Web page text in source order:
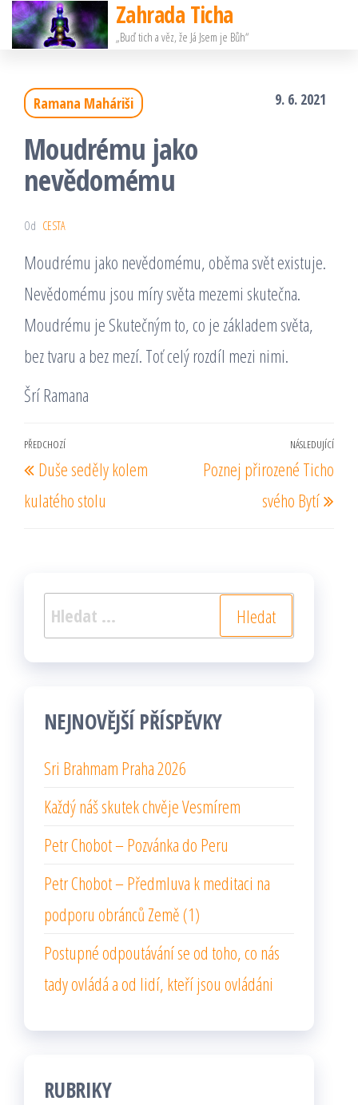
Přeskočit
na
Zahrada Ticha
„Buď tich a věz, že Já Jsem je Bůh“
Ramana Maháriši 9. 6. 2021
Moudrému jako
nevědomému
Od CESTA
Moudrému jako nevědomému, oběma svět existuje.
Nevědomému jsou míry světa mezemi skutečna.
Moudrému je Skutečným to, co je základem světa,
bez tvaru a bez mezí. Toť celý rozdíl mezi nimi.
Šrí Ramana
Navigace
pro
příspěvek
Předchozí
příspěvek
PŘEDCHOZÍ
Duše seděly kolem
kulatého stolu
NÁSLEDUJÍCÍ
Poznej přirozené Ticho
svého Bytí
Vyhledávání
NEJNOVĚJŠÍ PŘÍSPĚVKY
Sri Brahmam Praha 2026
Každý náš skutek chvěje Vesmírem
Petr Chobot – Pozvánka do Peru
Petr Chobot – Předmluva k meditaci na
podporu obránců Země (1)
Postupné odpoutávání se od toho, co nás
tady ovládá a od lidí, kteří jsou ovládáni
RUBRIKY